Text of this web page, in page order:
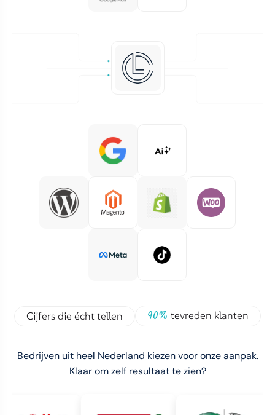
Cijfers die écht tellen 90% tevreden klanten
Bedrijven uit heel Nederland kiezen voor onze aanpak.
Klaar om zelf resultaat te zien?